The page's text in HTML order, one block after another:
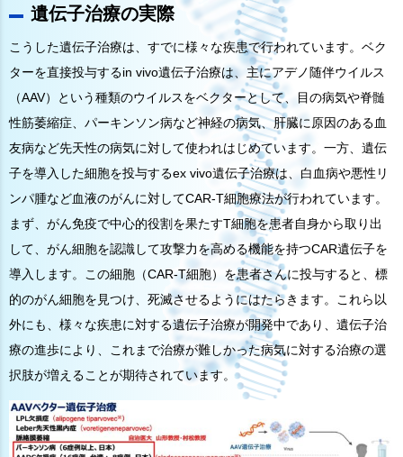
遺伝子治療の実際
こうした遺伝子治療は、すでに様々な疾患で行われています。ベク
ターを直接投与するin vivo遺伝子治療は、主にアデノ随伴ウイルス
（AAV）という種類のウイルスをベクターとして、目の病気や脊髄
性筋萎縮症、パーキンソン病など神経の病気、肝臓に原因のある血
友病など先天性の病気に対して使われはじめています。一方、遺伝
子を導入した細胞を投与するex vivo遺伝子治療は、白血病や悪性リ
ンパ腫など血液のがんに対してCAR-T細胞療法が行われています。
まず、がん免疫で中心的役割を果たすT細胞を患者自身から取り出
して、がん細胞を認識して攻撃力を高める機能を持つCAR遺伝子を
導入します。この細胞（CAR-T細胞）を患者さんに投与すると、標
的のがん細胞を見つけ、死滅させるようにはたらきます。これら以
外にも、様々な疾患に対する遺伝子治療が開発中であり、遺伝子治
療の進歩により、これまで治療が難しかった病気に対する治療の選
択肢が増えることが期待されています。